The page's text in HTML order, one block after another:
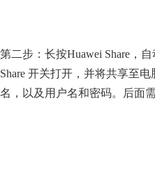
第二步：长按Huawei Share，
Share 开关打开，并将共享至
名，以及用户名和密码。后面需